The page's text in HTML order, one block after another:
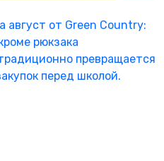
август от Green Country:
рюкзака
превращается
перед школой.